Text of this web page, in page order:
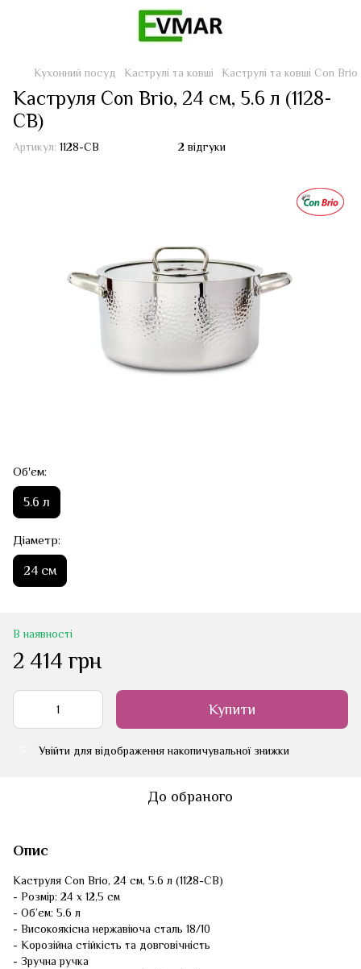
Кухонний посуд Каструлі та ковші Каструлі та ковші Con Brio
Каструля Con Brio, 24 см, 5.6 л (1128-
CB)
Артикул: 1128-CB 2 відгуки
Об'єм:
5.6 л
Діаметр:
24 см
В наявності
2 414 грн
Купити
Увійти для відображення накопичувальної знижки
До обраного
Опис
Каструля Con Brio, 24 см, 5.6 л (1128-CB)
- Розмір: 24 х 12,5 см
- Об’єм: 5.6 л
- Високоякісна нержавіюча сталь 18/10
- Корозійна стійкість та довговічність
- Зручна ручка